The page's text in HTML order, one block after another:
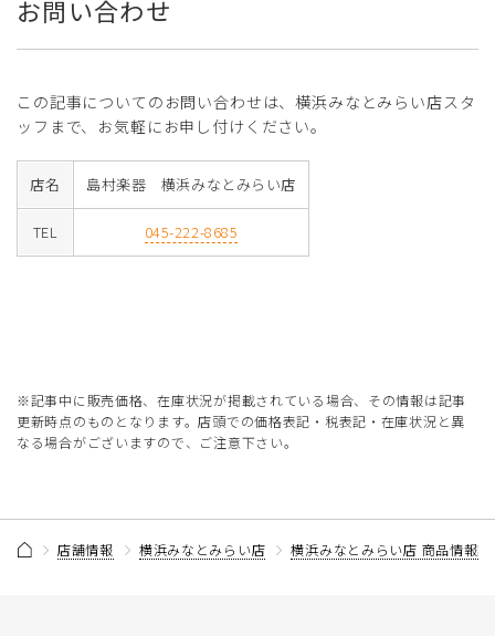
お問い合わせ
この記事についてのお問い合わせは、横浜みなとみらい店スタ
ッフまで、お気軽にお申し付けください。
店名 島村楽器 横浜みなとみらい店
TEL 045-222-8685
※記事中に販売価格、在庫状況が掲載されている場合、その情報は記事
更新時点のものとなります。店頭での価格表記・税表記・在庫状況と異
なる場合がございますので、ご注意下さい。
店舗情報 横浜みなとみらい店 横浜みなとみらい店 商品情報